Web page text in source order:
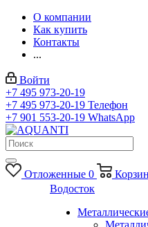
О компании
Как купить
Контакты
...
Войти
+7 495 973-20-19
+7 495 973-20-19 Телефон
+7 901 553-20-19 WhatsApp
Отложенные 0
Водосток